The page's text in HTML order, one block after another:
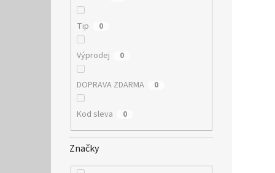
Tip 0
Výprodej 0
DOPRAVA ZDARMA 0
Kod sleva 0
Značky